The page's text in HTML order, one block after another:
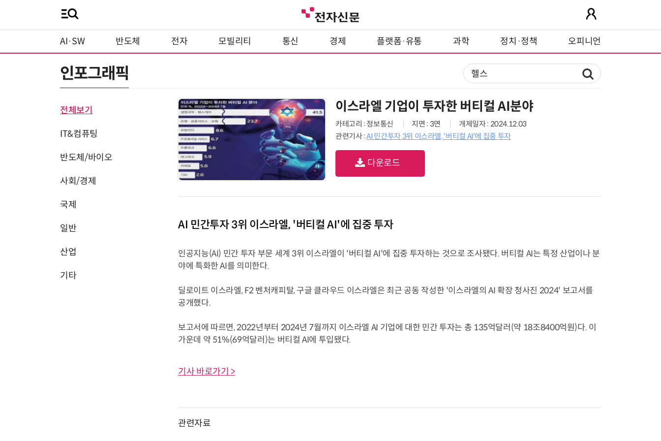
AI·SW 반도체 전자 모빌리티 통신 경제 플랫폼·유통 과학 정치·정책 오피니언
인포그래픽
전체보기
IT&컴퓨팅
반도체/바이오
사회/경제
국제
일반
산업
기타
이스라엘 기업이 투자한 버티컬 AI분야
카테고리 : 정보통신 지면 : 3면
개제일자 : 2024.12.03
관련기사 :AI 민간투자 3위 이스라엘, '버티컬 AI'에 집중 투자
다운로드
AI 민간투자 3위 이스라엘, '버티컬 AI'에 집중 투자
인공지능(AI) 민간 투자 부문 세계 3위 이스라엘이 '버티컬 AI'에 집중 투자하는 것으로 조사됐다. 버티컬 AI는 특정 산업이나 분
야에 특화한 AI를 의미한다.
딜로이트 이스라엘, F2 벤처캐피탈, 구글 클라우드 이스라엘은 최근 공동 작성한 '이스라엘의 AI 확장 청사진 2024' 보고서를
공개했다.
보고서에 따르면, 2022년부터 2024년 7월까지 이스라엘 AI 기업에 대한 민간 투자는 총 135억달러(약 18조8400억원)다. 이
가운데 약 51%(69억달러)는 버티컬 AI에 투입됐다.
기사 바로가기 >
관련자료